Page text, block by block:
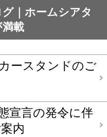
｜ホームシアタ
載
ースタンドのご
宣言の発令に伴
内